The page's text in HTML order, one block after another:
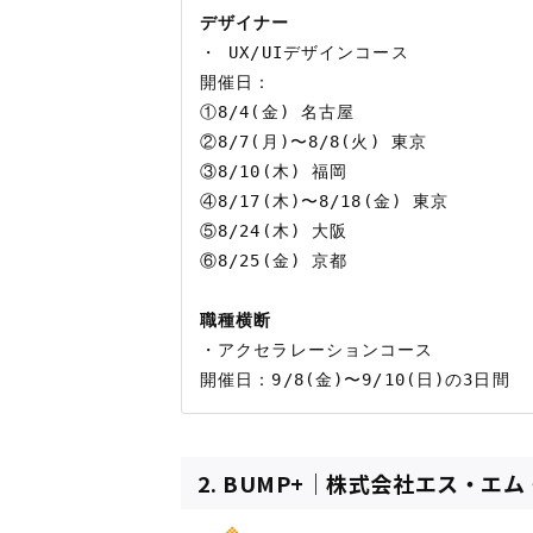
デザイナー
・ UX/UIデザインコース
開催日：
①8/4(金) 名古屋
②8/7(月)〜8/8(火) 東京
③8/10(木) 福岡
④8/17(木)〜8/18(金) 東京
⑤8/24(木) 大阪
⑥8/25(金) 京都
職種横断
・アクセラレーションコース
2. BUMP+｜株式会社エス・エム